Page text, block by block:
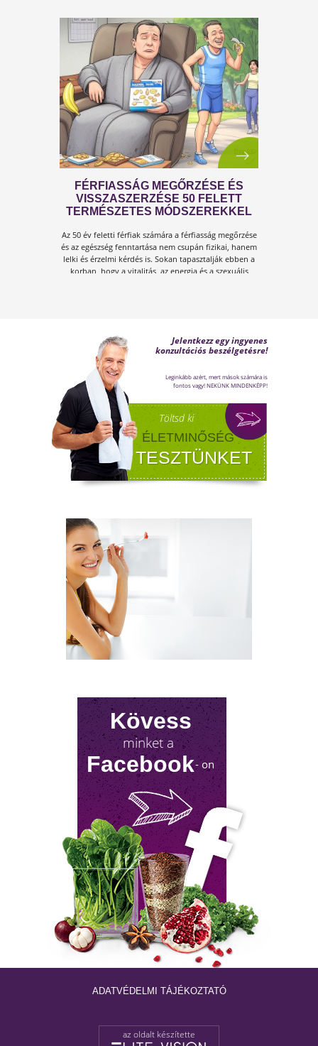
A KÁNIKULA 6 LEGFŐBB
VESZÉLYE
Amikor a hőmérséklet tartósan 30–35 °C fölé
emelkedik, szervezetünk hőszabályozó
rendszere komoly terhelés alá kerül.Tünetek,
megoldások!
FÉRFI VÁLTOZÓKOR - A
LEHETŐSÉGET LÁSD MEG
nőket érinti. Valójában a férfiaknál is
jelentkezik a tesztoszteronszint fokozatos
csökkenése, amit andropauzának vagy
férfiklimaxnak nevezünk. Honnan tudod,
elért téged is? Hogyan tudod megállítani?
Milyen lehetőségeket rejt? Olvass tovább!
NYIROKRENDSZER KISOKOS
A nyirokrendszerünk fontosságáról keveset
hallani! Mutatjuk, mit tehetsz érte!
Kövess
minket a
Facebook- on
ADATVÉDELMI TÁJÉKOZTATÓ
az oldalt készítette